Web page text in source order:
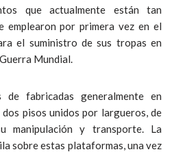
que actualmente están tan
emplearon por primera vez en el
el suministro de sus tropas en
Mundial.
fabricadas generalmente en
pisos unidos por largueros, de
manipulación y transporte. La
sobre estas plataformas, una vez